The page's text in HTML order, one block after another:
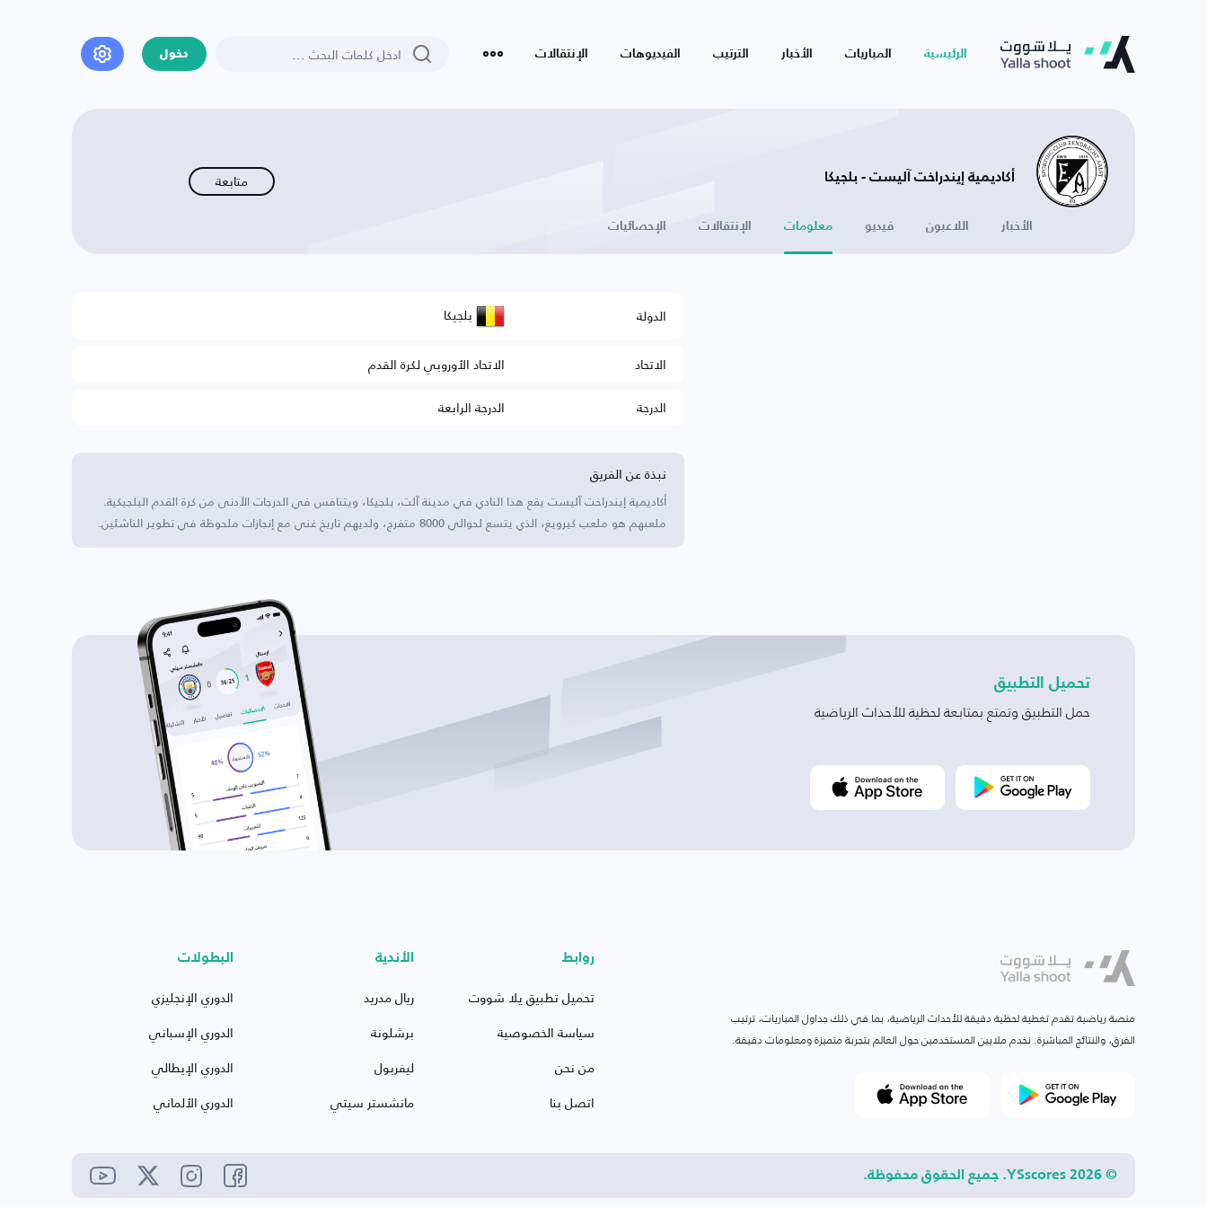
الرئيسية المباريات الأخبار الترتيب الفيديوهات الإنتقالات دخول
أكاديمية إيندراخت آليست - بلجيكا متابعة
الأخبار اللاعبون فيديو معلومات الإنتقالات الإحصائيات
الدولة بلجيكا
الاتحاد
الاتحاد الأوروبي لكرة القدم
الدرجة
الدرجة الرابعة
نبذة عن الفريق
أكاديمية إيندراخت آليست يقع هذا النادي في مدينة آلت، بلجيكا، ويتنافس في الدرجات الأدنى من كرة القدم البلجيكية.
ملعبهم هو ملعب كيرويغ، الذي يتسع لحوالي 8000 متفرج، ولديهم تاريخ غني مع إنجازات ملحوظة في تطوير الناشئين.
تحميل التطبيق
حمل التطبيق وتمتع بمتابعة لحظية للأحداث الرياضية
منصة رياضية تقدم تغطية لحظية دقيقة للأحداث الرياضية، بما في ذلك جداول المباريات، ترتيب
الفرق، والنتائج المباشرة. نخدم ملايين المستخدمين حول العالم بتجربة متميزة ومعلومات دقيقة.
روابط
تحميل تطبيق يلا شووت
سياسة الخصوصية
من نحن
اتصل بنا
الأندية
ريال مدريد
برشلونة
ليفربول
مانشستر سيتي
البطولات
الدوري الإنجليزي
الدوري الإسباني
الدوري الإيطالي
الدوري الألماني
© 2026 YSscores. جميع الحقوق محفوظة.